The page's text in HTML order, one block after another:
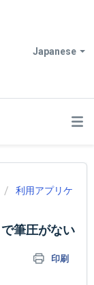
Japanese
利用アプリケ
筆圧がない
印刷